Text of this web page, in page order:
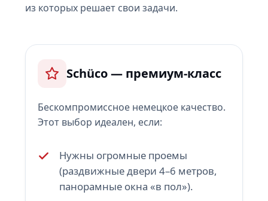
из которых решает свои задачи.
Schüco — премиум-класс
Бескомпромиссное немецкое качество.
Этот выбор идеален, если:
Нужны огромные проемы
(раздвижные двери 4–6 метров,
панорамные окна «в пол»).